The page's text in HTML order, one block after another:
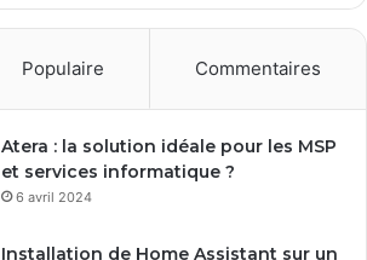
Populaire Commentaires
Atera : la solution idéale pour les MSP
et services informatique ?
6 avril 2024
Installation de Home Assistant sur un